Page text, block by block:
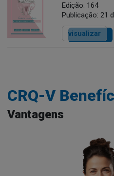
CRQ-V
Vantagens
Edição: 164
Publicação: 21
visualizar